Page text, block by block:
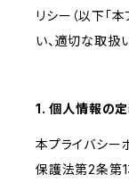
リシー（以下「
い、適切な取扱
1. 個人情報の
本プライバシー
保護法第2条第1